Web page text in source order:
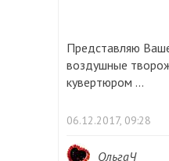
Представляю
воздушные
кувертюром ...
06.12.2017, 09:28
ОльгаЧ